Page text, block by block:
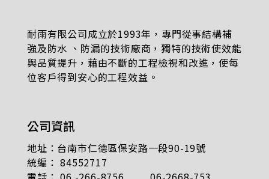
耐雨有限公司成立於1993年，專門從事結構補
強及防水 、防漏的技術廠商，獨特的技術使效能
與品質提升，藉由不斷的工程檢視和改進，使每
位客戶得到安心的工程效益。
公司資訊
地址：台南市仁德區保安路一段90-19號
統編： 84552717